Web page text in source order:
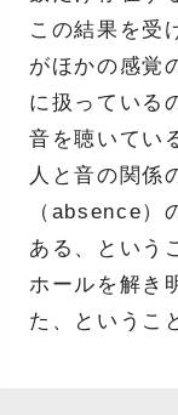
この結果を受
がほかの感覚
に扱っている
音を聴いてい
人と音の関係
（absence）
ある、という
ホールを解き
た、というこ